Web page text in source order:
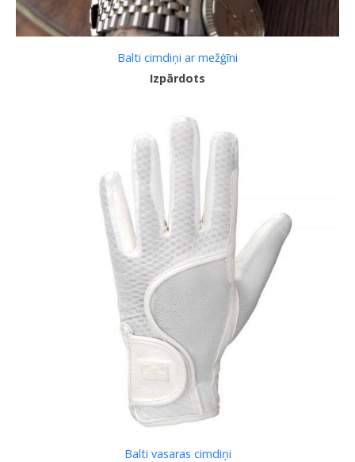
Balti cimdiņi ar mežģīni
Izpārdots
Balti vasaras cimdiņi